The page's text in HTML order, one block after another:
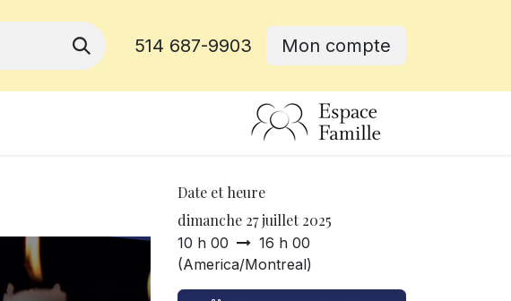
514 687-9903 Mon compte
Date et heure
dimanche 27 juillet 2025
10 h 00
16 h 00
(America/Montreal)